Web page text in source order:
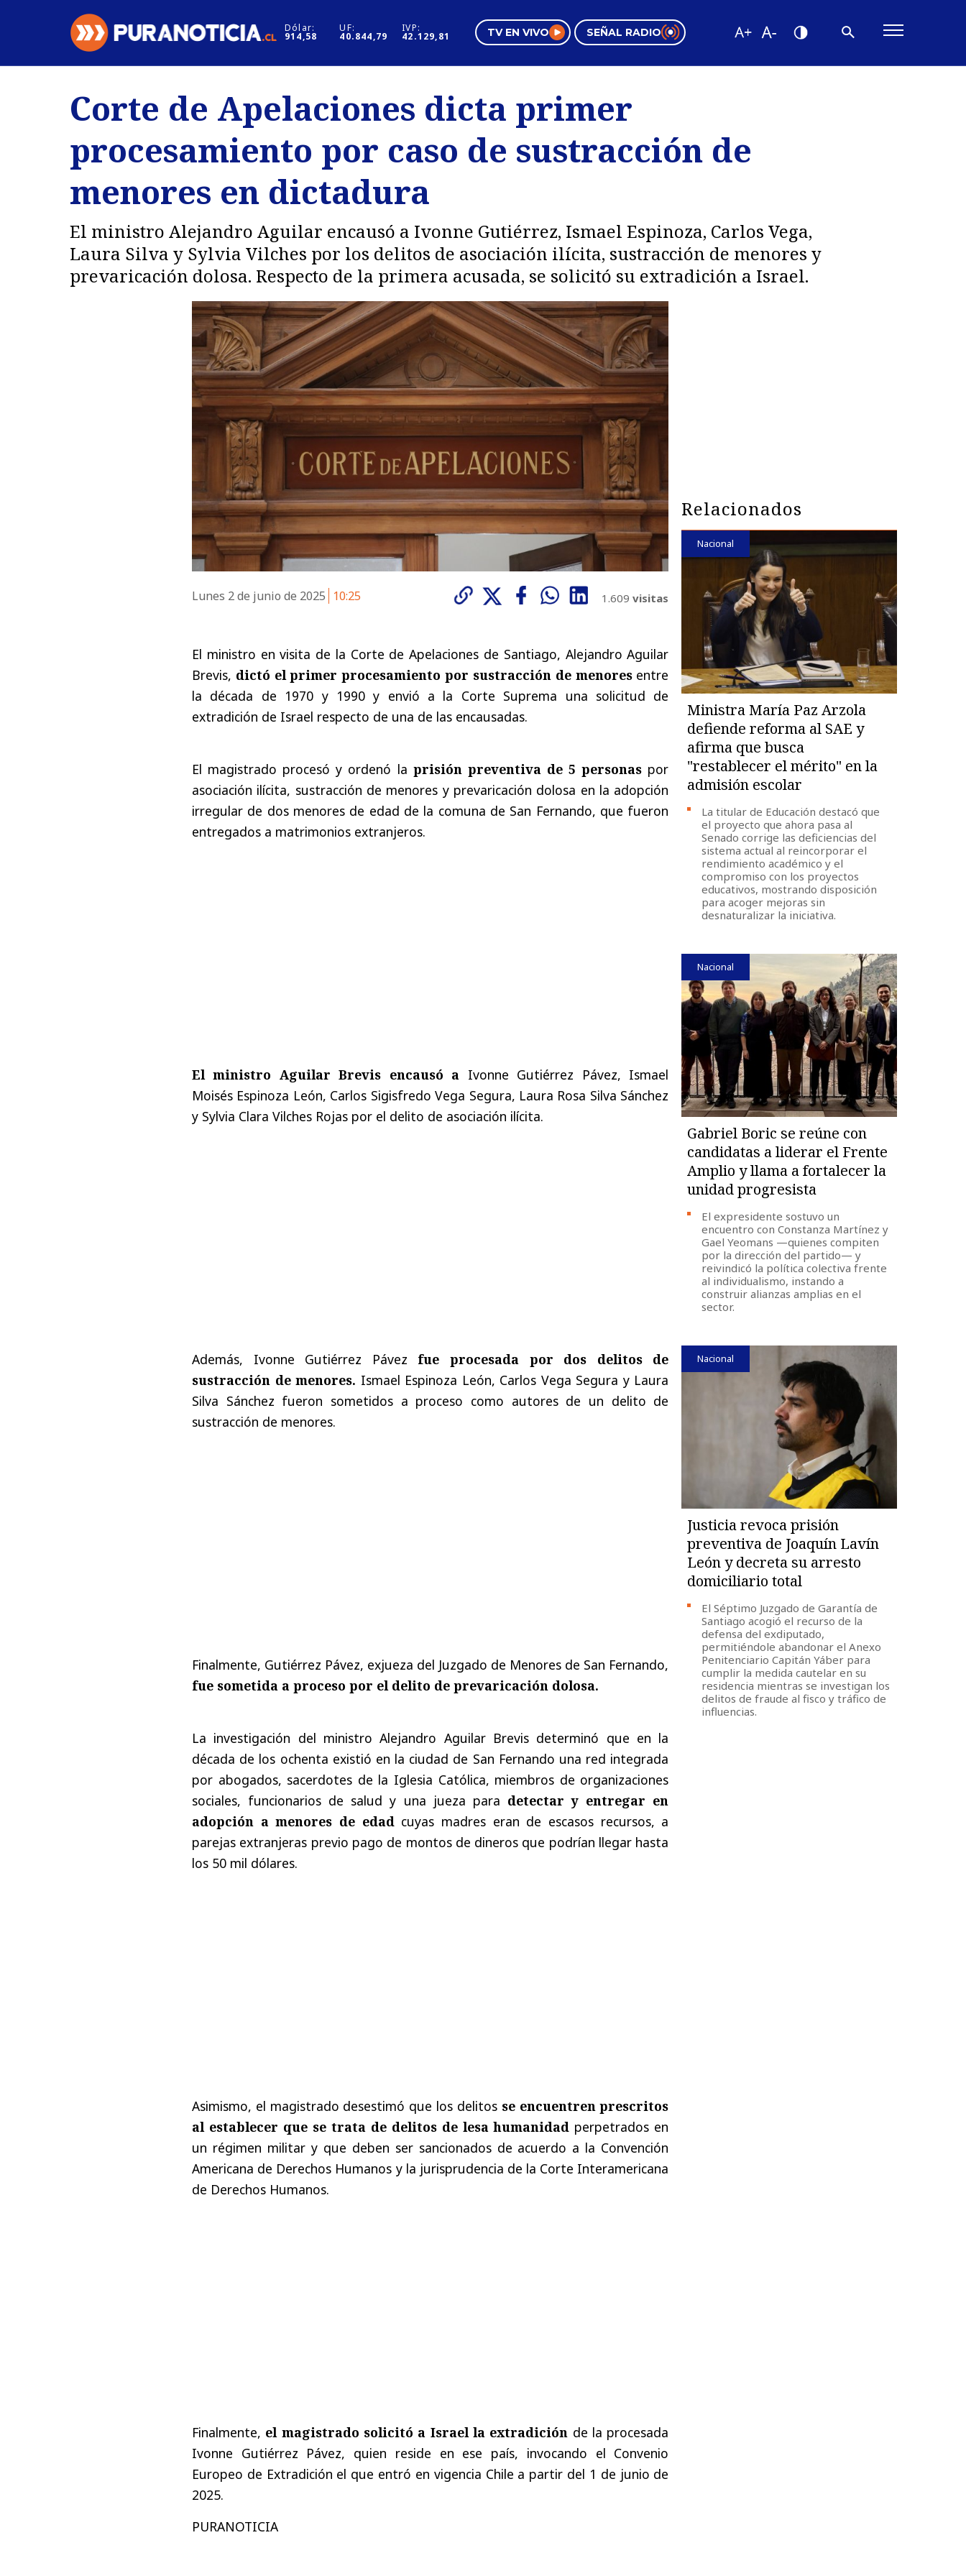
Dólar:
914,58
UF:
40.844,79
IVP:
42.129,81 TV EN VIVO SEÑAL RADIO
Regiones
Deportes
Internacional
Motores
Negocios
Pura Mujer
Tendencias
Videos
Corte de Apelaciones dicta primer
procesamiento por caso de sustracción de
menores en dictadura
El ministro Alejandro Aguilar encausó a Ivonne Gutiérrez, Ismael Espinoza, Carlos Vega,
Laura Silva y Sylvia Vilches por los delitos de asociación ilícita, sustracción de menores y
prevaricación dolosa. Respecto de la primera acusada, se solicitó su extradición a Israel.
Lunes 2 de junio de 2025 10:25 1.609 visitas
El ministro en visita de la Corte de Apelaciones de Santiago, Alejandro Aguilar
Brevis, dictó el primer procesamiento por sustracción de menoresentre
la década de 1970 y 1990 y envió a la Corte Suprema una solicitud de
extradición de Israel respecto de una de las encausadas.
El magistrado procesó y ordenó la prisión preventiva de 5 personas por
asociación ilícita, sustracción de menores y prevaricación dolosa en la adopción
irregular de dos menores de edad de la comuna de San Fernando, que fueron
entregados a matrimonios extranjeros.
El ministro Aguilar Brevis encausó a Ivonne Gutiérrez Pávez, Ismael
Moisés Espinoza León, Carlos Sigisfredo Vega Segura, Laura Rosa Silva Sánchez
y Sylvia Clara Vilches Rojas por el delito de asociación ilícita.
Además, Ivonne Gutiérrez Pávez fue procesada por dos delitos de
sustracción de menores. Ismael Espinoza León, Carlos Vega Segura y Laura
Silva Sánchez fueron sometidos a proceso como autores de un delito de
sustracción de menores.
Finalmente, Gutiérrez Pávez, exjueza del Juzgado de Menores de San Fernando,
fue sometida a proceso por el delito de prevaricación dolosa.
La investigación del ministro Alejandro Aguilar Brevis determinó que en la
década de los ochenta existió en la ciudad de San Fernando una red integrada
por abogados, sacerdotes de la Iglesia Católica, miembros de organizaciones
sociales, funcionarios de salud y una jueza para detectar y entregar en
adopción a menores de edad cuyas madres eran de escasos recursos, a
parejas extranjeras previo pago de montos de dineros que podrían llegar hasta
los 50 mil dólares.
Asimismo, el magistrado desestimó que los delitos se encuentren prescritos
al establecer que se trata de delitos de lesa humanidad perpetrados en
un régimen militar y que deben ser sancionados de acuerdo a la Convención
Americana de Derechos Humanos y la jurisprudencia de la Corte Interamericana
de Derechos Humanos.
Finalmente, el magistrado solicitó a Israel la extradición de la procesada
Ivonne Gutiérrez Pávez, quien reside en ese país, invocando el Convenio
Europeo de Extradición el que entró en vigencia Chile a partir del 1 de junio de
2025.
PURANOTICIA
Relacionados
Nacional
Ministra María Paz Arzola
defiende reforma al SAE y
afirma que busca
"restablecer el mérito" en la
admisión escolar
La titular de Educación destacó que
el proyecto que ahora pasa al
Senado corrige las deficiencias del
sistema actual al reincorporar el
rendimiento académico y el
compromiso con los proyectos
educativos, mostrando disposición
para acoger mejoras sin
desnaturalizar la iniciativa.
Nacional
Gabriel Boric se reúne con
candidatas a liderar el Frente
Amplio y llama a fortalecer la
unidad progresista
El expresidente sostuvo un
encuentro con Constanza Martínez y
Gael Yeomans —quienes compiten
por la dirección del partido— y
reivindicó la política colectiva frente
al individualismo, instando a
construir alianzas amplias en el
sector.
Nacional
Justicia revoca prisión
preventiva de Joaquín Lavín
León y decreta su arresto
domiciliario total
El Séptimo Juzgado de Garantía de
Santiago acogió el recurso de la
defensa del exdiputado,
permitiéndole abandonar el Anexo
Penitenciario Capitán Yáber para
cumplir la medida cautelar en su
residencia mientras se investigan los
delitos de fraude al fisco y tráfico de
influencias.